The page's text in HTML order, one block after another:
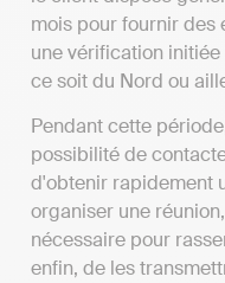
mois pour fournir des
une vérification
ce soit du Nord ou
Pendant cette
possibilité de
d'obtenir rapidement
organiser une
nécessaire pour
enfin, de les